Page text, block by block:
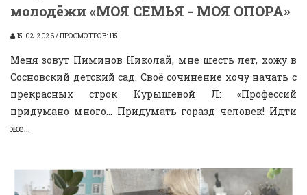
молодёжи «МОЯ СЕМЬЯ - МОЯ ОПОРА»
15-02-2026 / ПРОСМОТРОВ: 115
Меня зовут Пиминов Николай, мне шесть лет, хожу в
Сосновский детский сад. Своё сочинение хочу начать с
прекрасных строк Курышевой Л: «Профессий
придумано много... Придумать горазд человек! Идти
же...